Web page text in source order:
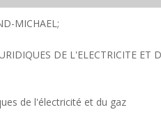
MICHAEL;
DE L'ELECTRICITE
de l'électricité et du gaz